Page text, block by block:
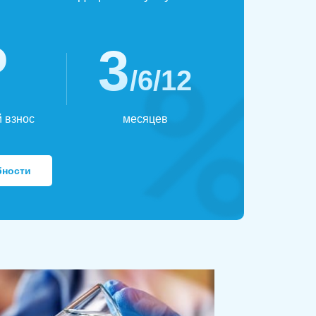
взнос
3/6/12
месяцев